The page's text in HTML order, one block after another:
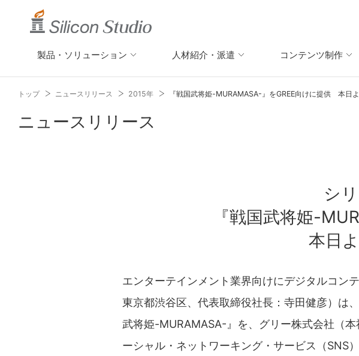
製品・ソリューション 人材紹介・派遣 コンテンツ制作
トップ ニュースリリース 2015年 『戦国武将姫-MURAMASA-』をGREE向けに提供 本日
ニュースリリース
シ
『戦国武将姫-
本日
エンターテインメント業界向けにデジタルコン
東京都渋谷区、代表取締役社長：寺田健彦）は
武将姫-MURAMASA-』を、グリー株式会社（
ーシャル・ネットワーキング・サービス（SNS